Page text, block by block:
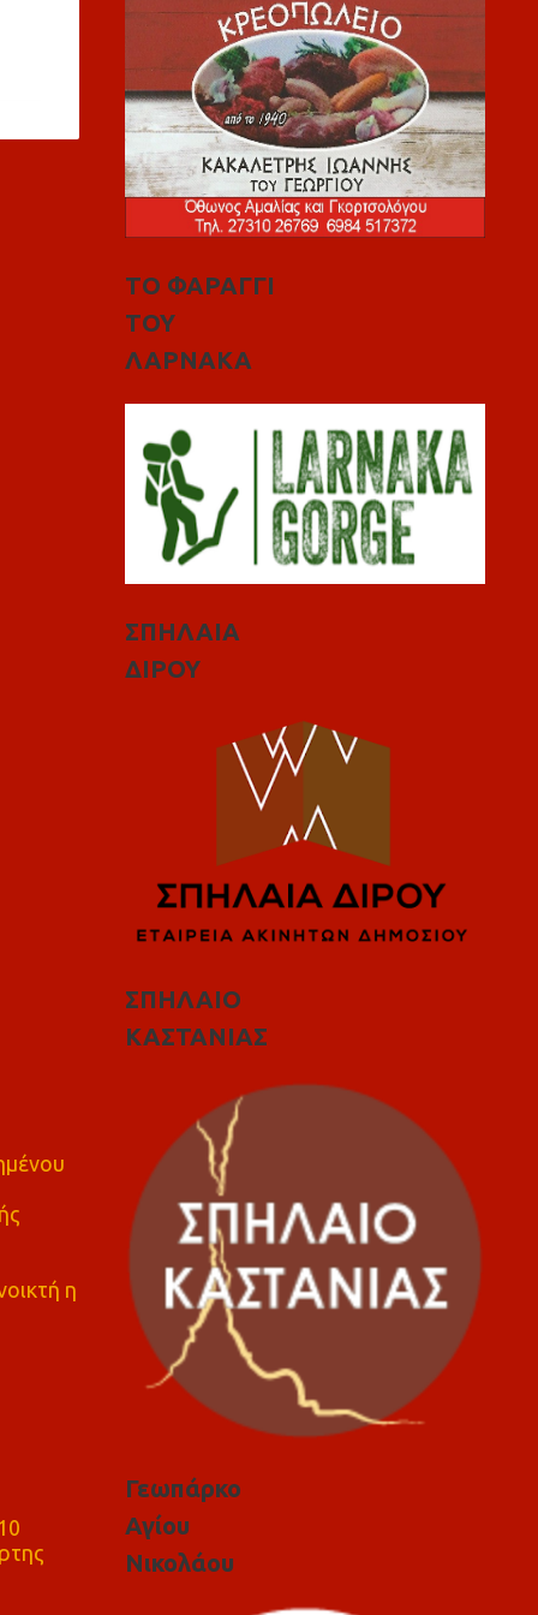
η
ΤΟ ΦΑΡΑΓΓΙ
ΤΟΥ
ΛΑΡΝΑΚΑ
ΣΠΗΛΑΙΑ
ΔΙΡΟΥ
ΣΠΗΛΑΙΟ
ΚΑΣΤΑΝΙΑΣ
Γεωπάρκο
Αγίου
Νικολάου